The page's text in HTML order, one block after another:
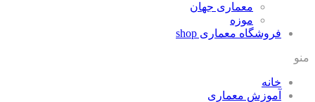
معماری جهان
موزه
فروشگاه معماری shop
منو
خانه
آموزش معماری